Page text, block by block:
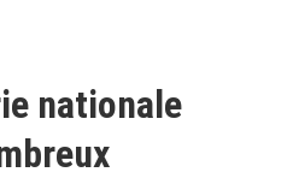
nationale